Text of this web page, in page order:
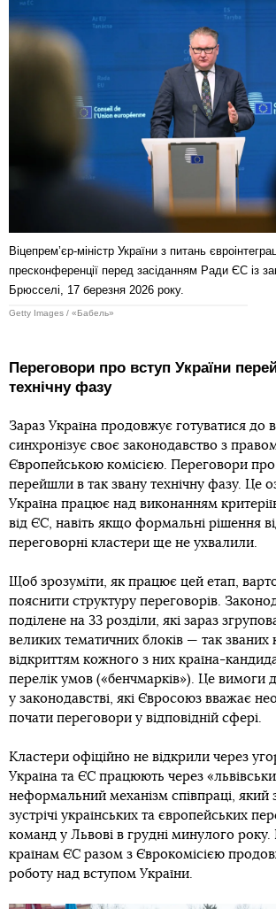
Віцепрем’єр-міністр України з питань
пресконференції перед засіданням Ради ЄС із
Брюсселі, 17 березня 2026 року.
Getty Images / «Бабель»
Переговори про вступ України
технічну фазу
Зараз Україна продовжує готуватися до
синхронізує своє законодавство з
Європейською комісією. Переговори
перейшли в так звану технічну фазу. Це
Україна працює над виконанням
від ЄС, навіть якщо формальні рішення
переговорні кластери ще не ухвалили.
Щоб зрозуміти, як працює цей етап,
пояснити структуру переговорів.
поділене на 33 розділи, які зараз
великих тематичних блоків — так званих
відкриттям кожного з них країна-
перелік умов («бенчмарків»). Це вимоги
у законодавстві, які Євросоюз вважає
почати переговори у відповідній сфері.
Кластери офіційно не відкрили через
Україна та ЄС працюють через
неформальний механізм співпраці, який
зустрічі українських та європейських
команд у Львові в грудні минулого року.
країнам ЄС разом з Єврокомісією
роботу над вступом України.